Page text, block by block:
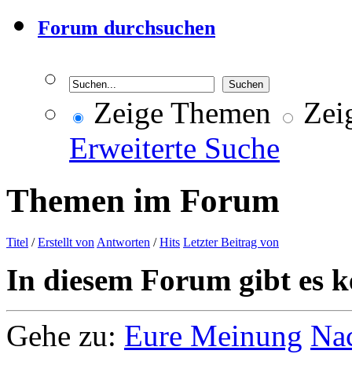
Forum durchsuchen
Zeige Themen
Erweiterte Suche
Themen im Forum
Titel /Erstellt von Antworten /Hits Letzter Beitrag von
In diesem Forum gibt es
Gehe zu: Eure Meinung